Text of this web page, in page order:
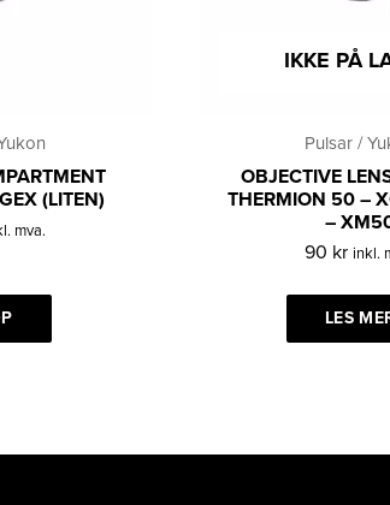
(LITEN)
mva.
IKKE PÅ
Pulsar /
OBJECTIVE
THERMION 50 –
–
90 kr inkl.
LES